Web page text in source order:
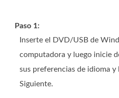
Paso 1:
Inserte el DVD/USB de
computadora y luego inicie
sus preferencias de idioma y
Siguiente.